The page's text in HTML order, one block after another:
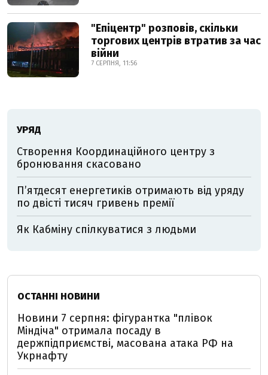
"Епіцентр" розповів, скільки
торгових центрів втратив за час
війни
7 СЕРПНЯ, 11:56
УРЯД
Створення Координаційного центру з
бронювання скасовано
П’ятдесят енергетиків отримають від уряду
по двісті тисяч гривень премії
Як Кабміну спілкуватися з людьми
ОСТАННІ НОВИНИ
Новини 7 серпня: фігурантка "плівок
Міндіча" отримала посаду в
держпідприємстві, масована атака РФ на
Укрнафту